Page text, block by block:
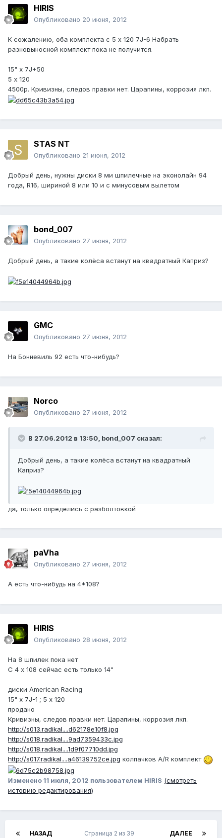
HIRIS
Опубликовано 20 июня, 2012
К сожалению, оба комплекта с 5 х 120 7J-6 Набрать
разновыносной комплект пока не получится.
15" х 7J+50
5 х 120
4500р. Кривизны, следов правки нет. Царапины, коррозия лкп.
STAS NT
Опубликовано 21 июня, 2012
Добрый день, нужны диски 8 ми шпилечные на эконолайн 94
года, R16, шириной 8 или 10 и с минусовым вылетом
bond_007
Опубликовано 27 июня, 2012
Добрый день, а такие колёса встанут на квадратный Каприз?
GMC
Опубликовано 27 июня, 2012
На Бонневиль 92 есть что-нибудь?
Norco
Опубликовано 27 июня, 2012
В 27.06.2012 в 13:50, bond_007 сказал:
Добрый день, а такие колёса встанут на квадратный
Каприз?
да, только определись с разболтовкой
paVha
Опубликовано 27 июня, 2012
А есть что-нибудь на 4*108?
HIRIS
Опубликовано 28 июня, 2012
На 8 шпилек пока нет
С 4 х 108 сейчас есть только 14"
диски American Racing
15" х 7J-1 ; 5 х 120
продано
Кривизны, следов правки нет. Царапины, коррозия лкп.
http://s013.radikal....d62178e10f8.jpg
http://s018.radikal....9ad7359433c.jpg
http://s018.radikal....1d9f07710dd.jpg
http://s017.radikal....a46139752ce.jpg колпачков A/R комплект
Изменено 11 июля, 2012 пользователем HIRIS (смотреть
историю редактирования)
НАЗАД ДАЛЕЕ
Страница 2 из 39